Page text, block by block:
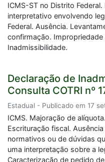
ICMS-ST no Distrito
interpretativo envolvendo
Federal. Ausência.
confirmação.
Inadmissibilidade.
Declaração de
Consulta COTRI nº
Estadual - Publicado em 17
ICMS. Majoração de
Escrituração fiscal.
normativos ou de dúvidas
uma interpretação sobre a
Caracterização de pedido